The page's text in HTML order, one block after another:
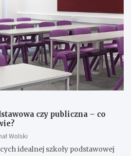
czy publiczna – co
Wolski
idealnej szkoły podstawowej